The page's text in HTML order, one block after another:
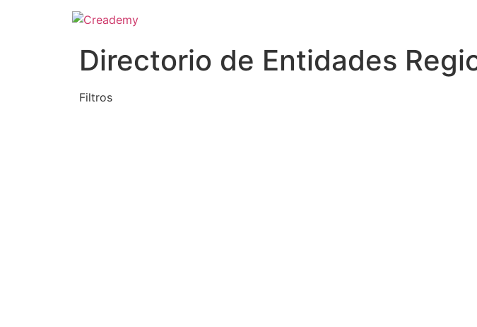
Directorio de Entidades
Filtros